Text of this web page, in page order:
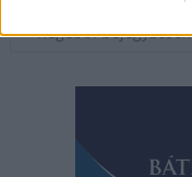
Bejegyzés
Régebbi bejegyzések